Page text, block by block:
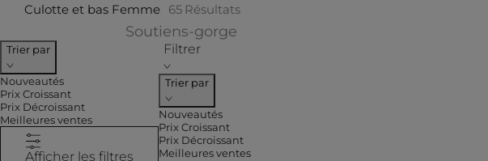
Culotte et bas Femme 65 Résultats
Soutiens-gorge
Trier par
Nouveautés
Prix Croissant
Prix Décroissant
Meilleures ventes
Afficher les filtres
Filtrer
Trier par
Nouveautés
Prix Croissant
Prix Décroissant
Meilleures ventes